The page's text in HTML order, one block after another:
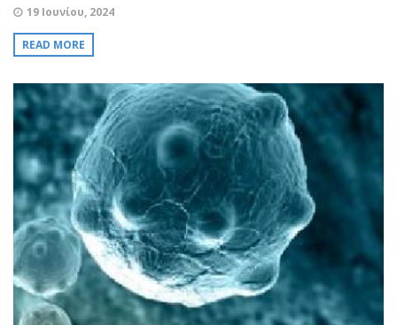
19 Ιουνίου, 2024
READ MORE